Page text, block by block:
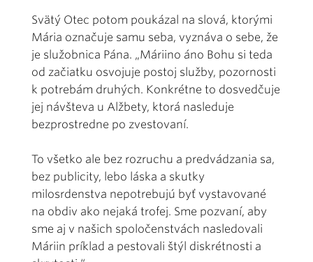
Svätý Otec potom poukázal na slová, ktorými
Mária označuje samu seba, vyznáva o sebe, že
je služobnica Pána. „Máriino áno Bohu si teda
od začiatku osvojuje postoj služby, pozornosti
k potrebám druhých. Konkrétne to dosvedčuje
jej návšteva u Alžbety, ktorá nasleduje
bezprostredne po zvestovaní.
To všetko ale bez rozruchu a predvádzania sa,
bez publicity, lebo láska a skutky
milosrdenstva nepotrebujú byť vystavované
na obdiv ako nejaká trofej. Sme pozvaní, aby
sme aj v našich spoločenstvách nasledovali
Máriin príklad a pestovali štýl diskrétnosti a